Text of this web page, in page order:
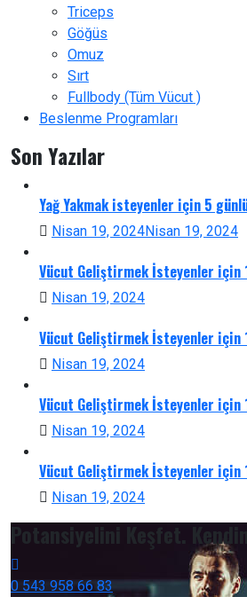
Triceps
Göğüs
Omuz
Sırt
Fullbody (Tüm Vücut )
Beslenme Programları
Son Yazılar
Yağ Yakmak isteyenler için 5
Nisan 19, 2024Nisan 19, 2024
Vücut Geliştirmek İsteyenler için
Nisan 19, 2024
Vücut Geliştirmek İsteyenler için
Nisan 19, 2024
Vücut Geliştirmek İsteyenler için
Nisan 19, 2024
Vücut Geliştirmek İsteyenler için
Nisan 19, 2024
Potansiyelini Keşfet.
0 543 958 66 83